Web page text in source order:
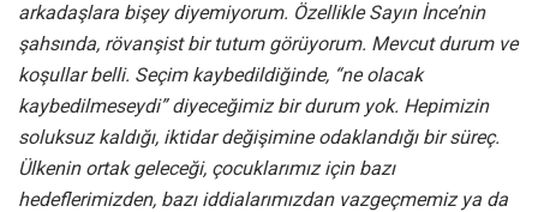
arkadaşlara bişey diyemiyorum. Özellikle Sayın İnce’nin
şahsında, rövanşist bir tutum görüyorum. Mevcut durum ve
koşullar belli. Seçim kaybedildiğinde, “ne olacak
kaybedilmeseydi” diyeceğimiz bir durum yok. Hepimizin
soluksuz kaldığı, iktidar değişimine odaklandığı bir süreç.
Ülkenin ortak geleceği, çocuklarımız için bazı
hedeflerimizden, bazı iddialarımızdan vazgeçmemiz ya da